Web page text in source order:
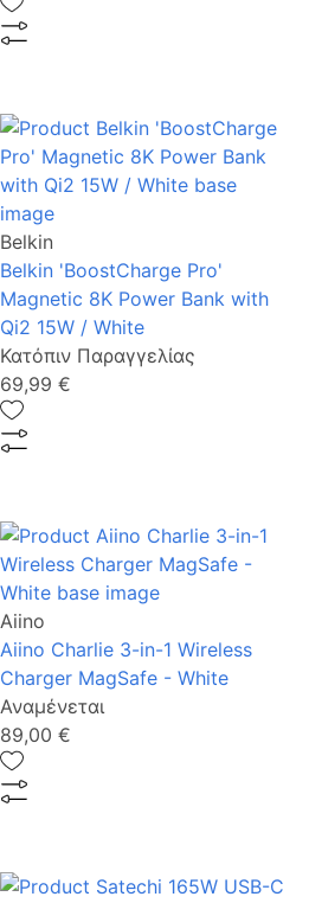
Belkin
Belkin 'BoostCharge Pro'
Magnetic 8K Power Bank with
Qi2 15W / White
Κατόπιν Παραγγελίας
69,99 €
Aiino
Aiino Charlie 3-in-1 Wireless
Charger MagSafe - White
Αναμένεται
89,00 €